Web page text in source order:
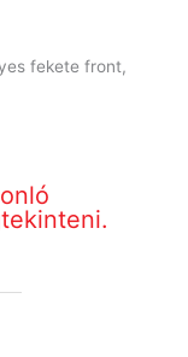
fekete front,